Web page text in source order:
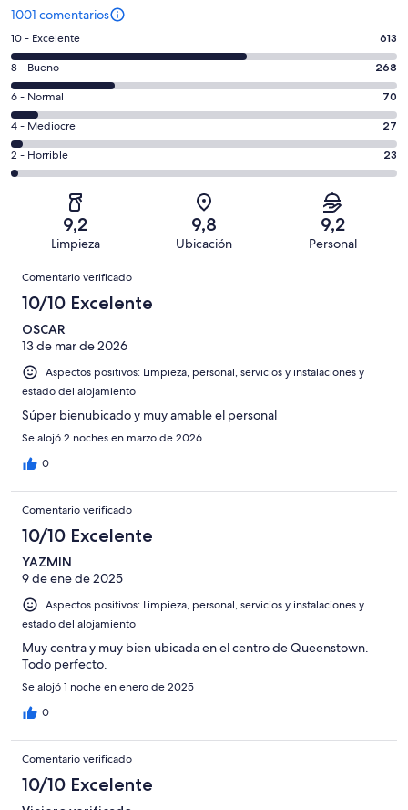
1001 comentarios
613
comentarios
de
un
total
de
1001
con
puntuación
10 - Excelente 613
268
comentarios
de
un
total
de
puntuación
8 - Bueno 268
70
comentarios
de
un
total
puntuación
Normal
6 - Normal 70
27
comentarios
de
una
puntuación
Mediocre
4 - Mediocre 27
23
comentarios
1001
una
puntuación
de
2 - Horrible 23
9,2
Limpieza
9,8
Ubicación
9,2
Personal
Comentarios
Comentario verificado
10/10 Excelente
OSCAR
13 de mar de 2026
Aspectos positivos: Limpieza, personal, servicios y instalaciones y
estado del alojamiento
Súper bienubicado y muy amable el personal
Se alojó 2 noches en marzo de 2026
0
Comentario verificado
10/10 Excelente
YAZMIN
9 de ene de 2025
Aspectos positivos: Limpieza, personal, servicios y instalaciones y
estado del alojamiento
Muy centra y muy bien ubicada en el centro de Queenstown.
Todo perfecto.
Se alojó 1 noche en enero de 2025
0
Comentario verificado
10/10 Excelente